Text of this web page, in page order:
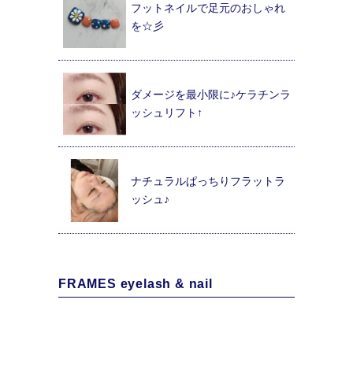
フットネイルで足元のおしゃれ
を☆彡
ダメージを最小限に♪ケラチンラ
ッシュリフト↑
ナチュラルぱっちりフラットラ
ッシュ♪
FRAMES eyelash & nail